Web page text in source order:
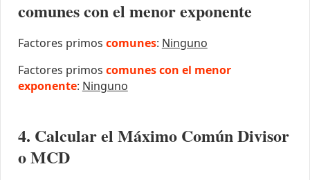
comunes con el menor exponente
Factores primos comunes: Ninguno
Factores primos comunes con el menor
exponente: Ninguno
4. Calcular el Máximo Común Divisor
o MCD